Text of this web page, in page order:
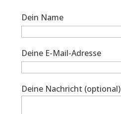
Dein Name
Deine E-Mail-Adresse
Deine Nachricht (optional)